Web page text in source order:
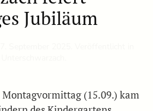
Jubiläum
(15.09.) kam